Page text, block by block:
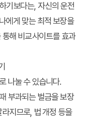
기보다는, 자신의 운전
나에게 맞는 최적 보장을
해 비교사이트를 효과
나눌 수 있습니다.
부과되는 벌금을 보장
지므로, 법 개정 등을